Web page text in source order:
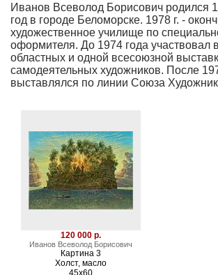
Иванов Всеволод Борисович родился
год в городе Беломорске. 1978 г. -
художественное училище по
оформителя. До 1974 года участвовал
областных и одной всесоюзной
самодеятельных художников. После
выставлялся по линии Союза
120 000 р.
Иванов Всеволод Борисович
Картина 3
Холст, масло
45х60